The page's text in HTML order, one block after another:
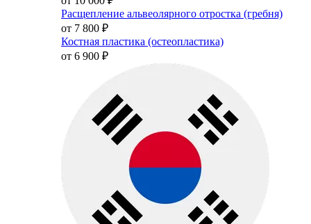
Расщепление альвеолярного отростка (гребня)
от 7 800 ₽
Костная пластика (остеопластика)
от 6 900 ₽